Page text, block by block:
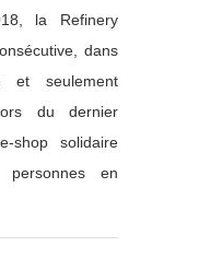
la Refinery
dans
et seulement
du dernier
shop solidaire
en